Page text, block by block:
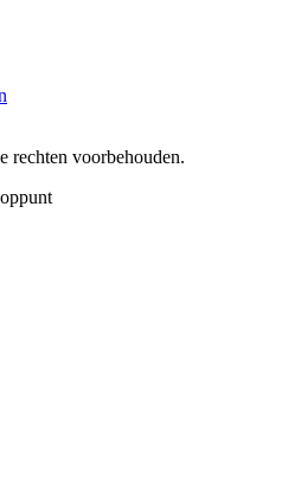
rechten voorbehouden.